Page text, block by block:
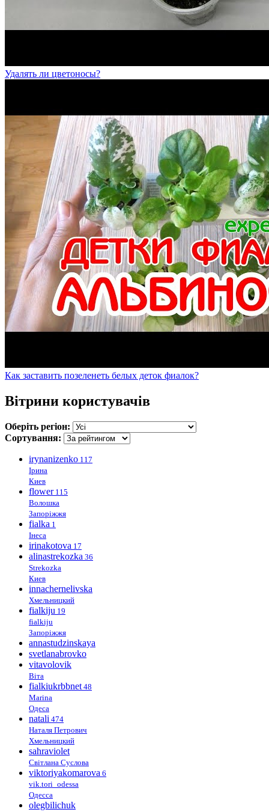
Удалять ли цветоносы?
Как заставить позеленеть белых деток фиалок?
Вітрини користувачів
Оберіть регіон:
Сортування:
irynanizenko 117
Ірина
Киев
flower 115
Волошка
Запоріжжя
fialka 1
Інеса
irinakotova 17
alinastrekozka 36
Strekozka
Киев
innachernelivska
Хмельницкий
fialkiju 19
fialkiju
Запоріжжя
annastudzinskaya
svetlanabrovko
vitavolovik
Віта
fialkiukrbbnet 48
Marina
Одеса
natali 474
Наталя Петрович
Хмельницкий
sahraviolet
Світлана Суслова
viktoriyakomarova 6
vik.tori_odessa
Одесса
olegbilichuk